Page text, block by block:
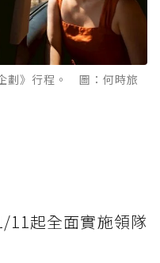
劃》行程。 圖：何時旅
11起全面實施領隊